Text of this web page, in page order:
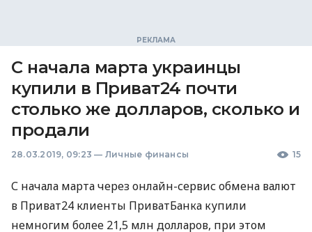
С начала марта украинцы
купили в Приват24 почти
столько же долларов, сколько и
продали
28.03.2019, 09:23 — Личные финансы 15
С начала марта через онлайн-сервис обмена валют
в Приват24 клиенты ПриватБанка купили
немногим более 21,5 млн долларов, при этом